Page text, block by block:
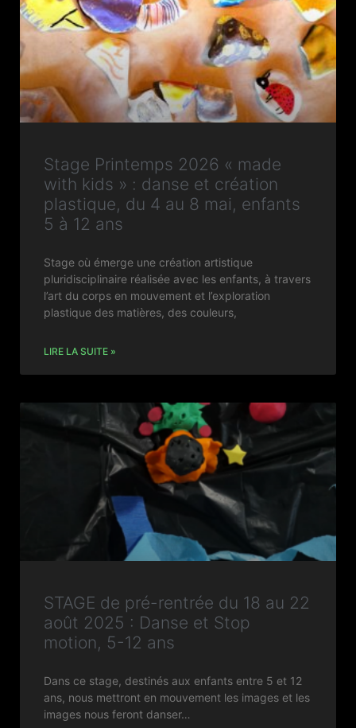
Stage Printemps 2026 « made
with kids » : danse et création
plastique, du 4 au 8 mai, enfants
5 à 12 ans
Stage où émerge une création artistique
pluridisciplinaire réalisée avec les enfants, à travers
l’art du corps en mouvement et l’exploration
plastique des matières, des couleurs,
LIRE LA SUITE »
STAGE de pré-rentrée du 18 au 22
août 2025 : Danse et Stop
motion, 5-12 ans
Dans ce stage, destinés aux enfants entre 5 et 12
ans, nous mettront en mouvement les images et les
images nous feront danser…